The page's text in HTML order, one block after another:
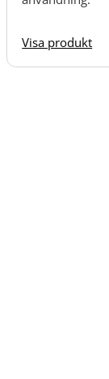
Visa produkt